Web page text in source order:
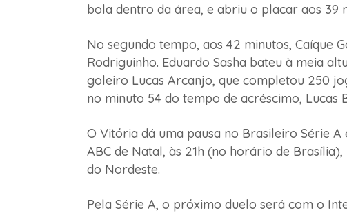
bola dentro da área, e abriu o placar aos 39
No segundo tempo, aos 42 minutos, Caíque
Rodriguinho. Eduardo Sasha bateu à meia
goleiro Lucas Arcanjo, que completou 250
no minuto 54 do tempo de acréscimo, Lucas
O Vitória dá uma pausa no Brasileiro Série
ABC de Natal, às 21h (no horário de
do Nordeste.
Pela Série A, o próximo duelo será com o